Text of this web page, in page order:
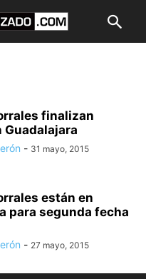
finalizan
Guadalajara
- 31 mayo, 2015
están en
para segunda fecha
- 27 mayo, 2015